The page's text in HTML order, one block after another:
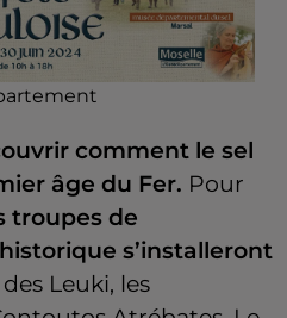
comment le sel
âge du Fer. Pour
troupes de
s’installeront
des Leuki, les